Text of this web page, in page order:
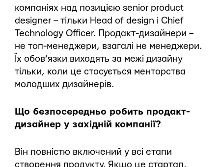
компаніях над позицією senior product
designer – тільки Head of design і Chief
Technology Officer. Продакт-дизайнери –
не топ-менеджери, взагалі не менеджери.
Їх обов’язки виходять за межі дизайну
тільки, коли це стосується менторства
молодших дизайнерів.
Що безпосередньо робить продакт-
дизайнер у західній компанії?
Він повністю включений у всі етапи
створення продукту. Якщо це стартап,